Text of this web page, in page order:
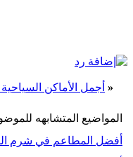
« أجمل الأماكن
المواضيع المتشابهه
أفضل المطاعم في شرم